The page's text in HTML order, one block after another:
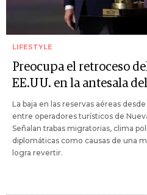
LIFESTYLE
Preocupa el retroceso
EE.UU. en la antesala
La baja en las reservas aéreas
entre operadores turísticos de
Señalan trabas migratorias, clima
diplomáticas como causas de una
logra revertir.